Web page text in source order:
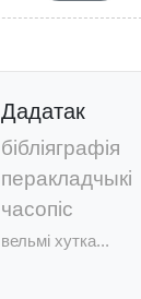
Дадатак
бібліяграфія
перакладчыкі
часопіс
вельмі хутка...